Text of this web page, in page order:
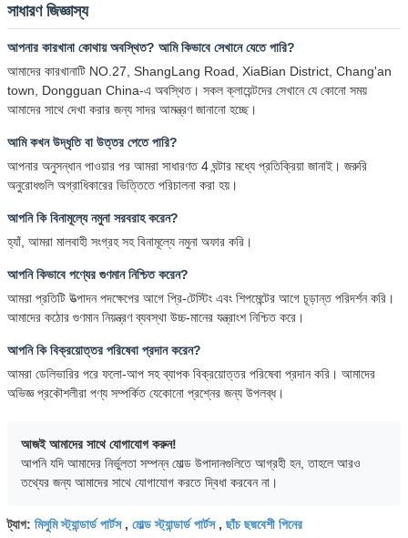
সাধারণ জিজ্ঞাস্য
আপনার কারখানা কোথায় অবস্থিত? আমি কিভাবে সেখানে যেতে পারি?
আমাদের কারখানাটি NO.27, ShangLang Road, XiaBian District, Chang'an
town, Dongguan China-এ অবস্থিত। সকল ক্লায়েন্টদের সেখানে যে কোনো সময়
আমাদের সাথে দেখা করার জন্য সাদর আমন্ত্রণ জানানো হচ্ছে।
আমি কখন উদ্ধৃতি বা উত্তর পেতে পারি?
আপনার অনুসন্ধান পাওয়ার পর আমরা সাধারণত 4 ঘন্টার মধ্যে প্রতিক্রিয়া জানাই। জরুরি
অনুরোধগুলি অগ্রাধিকারের ভিত্তিতে পরিচালনা করা হয়।
আপনি কি বিনামূল্যে নমুনা সরবরাহ করেন?
হ্যাঁ, আমরা মালবাহী সংগ্রহ সহ বিনামূল্যে নমুনা অফার করি।
আপনি কিভাবে পণ্যের গুণমান নিশ্চিত করেন?
আমরা প্রতিটি উত্পাদন পদক্ষেপের আগে প্রি-টেস্টিং এবং শিপমেন্টের আগে চূড়ান্ত পরিদর্শন করি।
আমাদের কঠোর গুণমান নিয়ন্ত্রণ ব্যবস্থা উচ্চ-মানের যন্ত্রাংশ নিশ্চিত করে।
আপনি কি বিক্রয়োত্তর পরিষেবা প্রদান করেন?
আমরা ডেলিভারির পরে ফলো-আপ সহ ব্যাপক বিক্রয়োত্তর পরিষেবা প্রদান করি। আমাদের
অভিজ্ঞ প্রকৌশলীরা পণ্য সম্পর্কিত যেকোনো প্রশ্নের জন্য উপলব্ধ।
আজই আমাদের সাথে যোগাযোগ করুন!
আপনি যদি আমাদের নির্ভুলতা সম্পন্ন মোল্ড উপাদানগুলিতে আগ্রহী হন, তাহলে আরও
তথ্যের জন্য আমাদের সাথে যোগাযোগ করতে দ্বিধা করবেন না।
ট্যাগ: মিসুমি স্ট্যান্ডার্ড পার্টস, মোল্ড স্ট্যান্ডার্ড পার্টস, ছাঁচ ছদ্মবেশী পিনের